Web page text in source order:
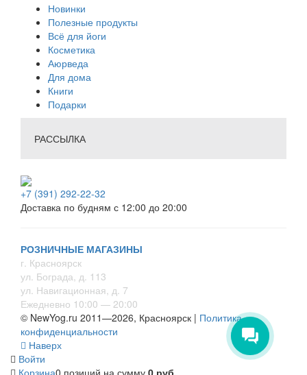
Новинки
Полезные продукты
Всё для йоги
Косметика
Аюрведа
Для дома
Книги
Подарки
РАССЫЛКА
+7 (391) 292-22-32
Доставка по будням с 12:00 до 20:00
РОЗНИЧНЫЕ МАГАЗИНЫ
г. Красноярск
ул. Бограда, д. 113
ул. Навигационная, д. 7
Ежедневно 10:00 — 20:00
© NewYog.ru 2011—2026, Красноярск | Политика
конфиденциальности
Наверх
Войти
Корзина0 позиций на сумму 0 руб.